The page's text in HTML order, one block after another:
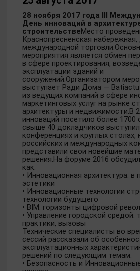
28 ноября 2017 года III
День инноваций в
строительствеМесто
Краснопресненская
международной
мероприятия является обмен
в сфере проектирования,
эксплуатации зданий и
сооружений.Организатором
выступает Ради Дома —
из ведущих компаний в сфере
маркетинговых услуг на рынке
архитектуры и недвижимости.В
инноваций посетило более 1700
свыше 40 докладчиков
конференциях и круглых столах,
российских и международных
представили свои новейшие
решения.На форуме 2016
как:
• Инновационная архитектура: в
эстетики
• Инновационные технологии
технологии будущего
• BIM: горизонты цифровой
• Управление городской средой:
практики, вызовы
Технические специалисты во
сессий рассказали об
эксплуатационных
решений по следующим темам:
• Безопасность и